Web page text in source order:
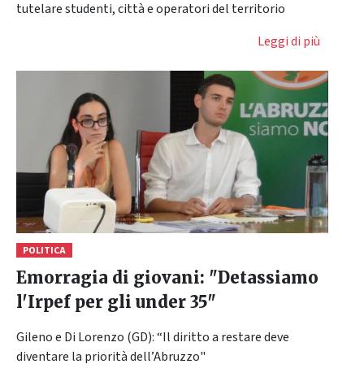
tutelare studenti, città e operatori del territorio
Leggi di più
POLITICA
Emorragia di giovani: "Detassiamo
l'Irpef per gli under 35"
Gileno e Di Lorenzo (GD): “Il diritto a restare deve
diventare la priorità dell’Abruzzo"